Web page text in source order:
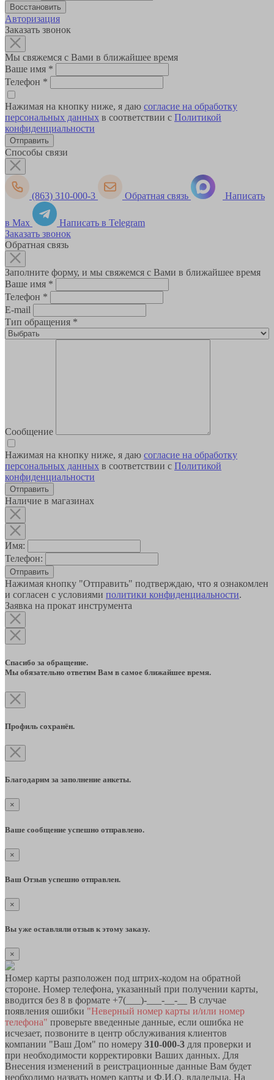
Авторизация
Заказать звонок
Мы свяжемся с Вами в ближайшее время
Ваше имя *
Телефон *
Нажимая на кнопку ниже, я даю согласие на обработку
персональных данных в соответствии с Политикой
конфиденциальности
Способы связи
(863) 310-000-3 Обратная связь Написать
в Max
Написать в Telegram
Заказать звонок
Обратная связь
Заполните форму, и мы свяжемся с Вами в ближайшее время
Ваше имя *
Телефон *
E-mail
Тип обращения *
Сообщение
Нажимая на кнопку ниже, я даю согласие на обработку
персональных данных в соответствии с Политикой
конфиденциальности
Наличие в магазинах
Имя:
Телефон:
Отправить
Нажимая кнопку "Отправить" подтверждаю, что я ознакомлен
и согласен с условиями политики конфиденциальности.
Заявка на прокат инструмента
Спасибо за обращение.
Мы обязательно ответим Вам в самое ближайшее время.
Профиль сохранён.
Благодарим за заполнение анкеты.
×
Ваше сообщение успешно отправлено.
×
Ваш Отзыв успешно отправлен.
×
Вы уже оставляли отзыв к этому заказу.
×
Номер карты разположен под штрих-кодом на обратной
стороне. Номер телефона, указанный при получении карты,
вводится без 8 в формате +7(___)-___-__-__ В случае
появления ошибки "Неверный номер карты и/или номер
телефона" проверьте введенные данные, если ошибка не
исчезает, позвоните в центр обслуживания клиентов
компании "Ваш Дом" по номеру 310-000-3 для проверки и
при необходимости корректировки Ваших данных. Для
Внесения изменений в реистрационные данные Вам будет
необходимо назвать номер карты и Ф.И.О. владельца. На